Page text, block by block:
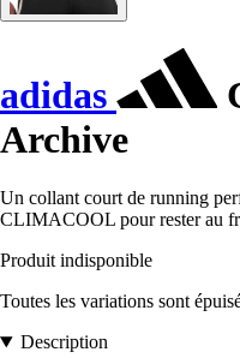
adidas
Archive
Un collant court de running
CLIMACOOL pour rester au
Produit indisponible
Toutes les variations sont
Description